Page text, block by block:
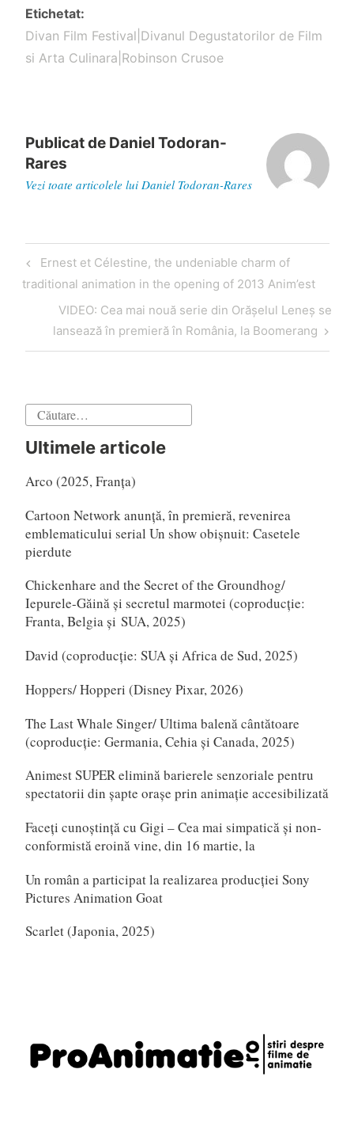
Etichetat
Divan Film Festival|Divanul Degustatorilor de Film
si Arta Culinara|Robinson Crusoe
Publicat de Daniel Todoran-
Rares
Vezi toate articolele lui Daniel Todoran-Rares
Navigare
în
articole
Articol
anterior
Ernest et Célestine, the undeniable charm of
traditional animation in the opening of 2013 Anim’est
Articol
următor
VIDEO: Cea mai nouă serie din Orășelul Leneș se
lansează în premieră în România, la Boomerang
Caută
Ultimele articole
Arco (2025, Franța)
Cartoon Network anunță, în premieră, revenirea
emblematicului serial Un show obișnuit: Casetele
pierdute
Chickenhare and the Secret of the Groundhog/
Iepurele-Găină și secretul marmotei (coproducție:
Franta, Belgia și SUA, 2025)
David (coproducție: SUA și Africa de Sud, 2025)
Hoppers/ Hopperi (Disney Pixar, 2026)
The Last Whale Singer/ Ultima balenă cântătoare
(coproducție: Germania, Cehia și Canada, 2025)
Animest SUPER elimină barierele senzoriale pentru
spectatorii din șapte orașe prin animație accesibilizată
Faceți cunoștință cu Gigi – Cea mai simpatică și non-
conformistă eroină vine, din 16 martie, la
Un român a participat la realizarea producției Sony
Pictures Animation Goat
Scarlet (Japonia, 2025)